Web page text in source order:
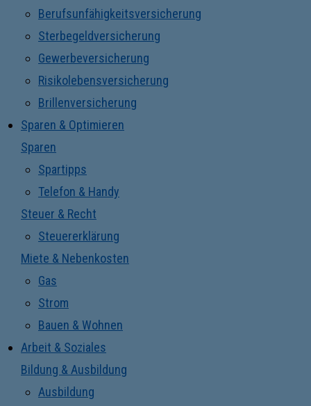
Berufsunfähigkeitsversicherung
Sterbegeldversicherung
Gewerbeversicherung
Risikolebensversicherung
Brillenversicherung
Sparen & Optimieren
Sparen
Spartipps
Telefon & Handy
Steuer & Recht
Steuererklärung
Miete & Nebenkosten
Gas
Strom
Bauen & Wohnen
Arbeit & Soziales
Bildung & Ausbildung
Ausbildung